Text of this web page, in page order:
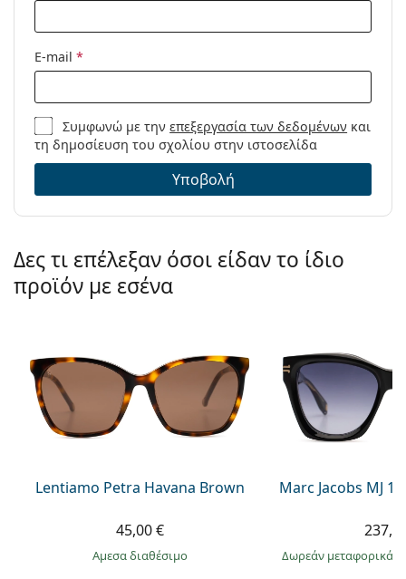
E-mail *
Συμφωνώ με τηνεπεξεργασία των δεδομένων και
τη δημοσίευση του σχολίου στην ιστοσελίδα
Υποβολή
Δες τι επέλεξαν όσοι είδαν το ίδιο
προϊόν με εσένα
Lentiamo Petra Havana Brown
45,00 €
άμεσα διαθέσιμο
Marc Jacobs MJ
Δωρεάν μεταφορικά